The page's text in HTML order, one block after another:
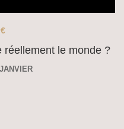
réellement le monde ?
€